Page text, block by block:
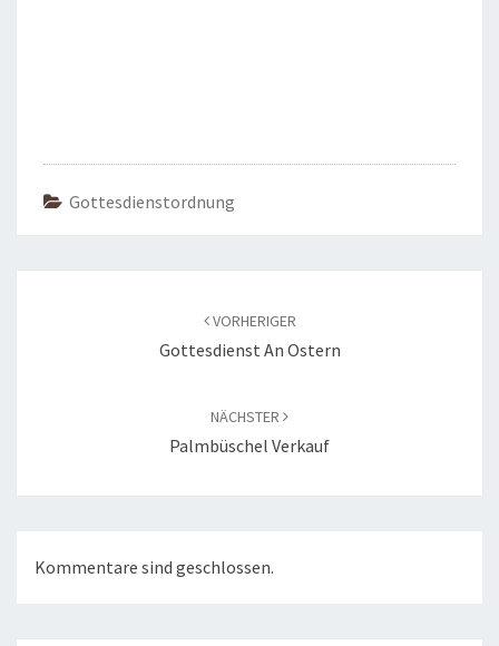
Gottesdienstordnung
VORHERIGER
Gottesdienst An Ostern
NÄCHSTER
Palmbüschel Verkauf
Kommentare sind geschlossen.